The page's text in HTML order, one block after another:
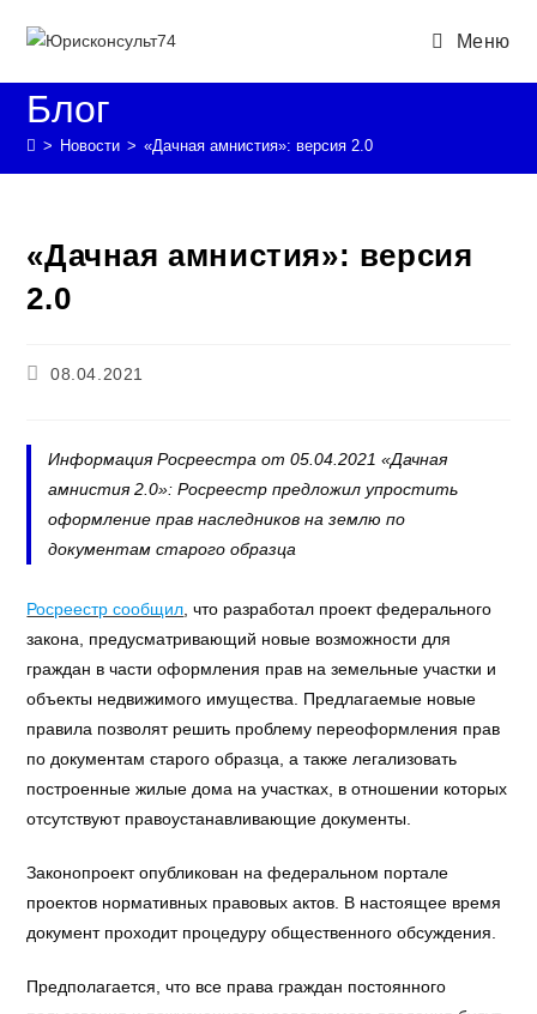
Меню
Блог
> Новости > «Дачная амнистия»: версия 2.0
«Дачная амнистия»: версия
2.0
Запись
08.04.2021
Информация Росреестра от 05.04.2021 «Дачная
амнистия 2.0»: Росреестр предложил упростить
оформление прав наследников на землю по
документам старого образца
Росреестр сообщил , что разработал проект федерального
закона, предусматривающий новые возможности для
граждан в части оформления прав на земельные участки и
объекты недвижимого имущества. Предлагаемые новые
правила позволят решить проблему переоформления прав
по документам старого образца, а также легализовать
построенные жилые дома на участках, в отношении которых
отсутствуют правоустанавливающие документы.
Законопроект опубликован на федеральном портале
проектов нормативных правовых актов. В настоящее время
документ проходит процедуру общественного обсуждения.
Предполагается, что все права граждан постоянного